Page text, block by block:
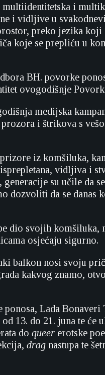
i
i vidljive u
preko jezika koji
koje se prepliću u
BH. povorke
ovogodišnje
medijska
i štrikova s
iz komšiluka,
vidljiva i
su učile da
dozvoliti da se danas
dio svojih komšiluka,
osjećaju sigurno.
balkon nosi svoju
kakvog znamo,
ponosa, Lada
13. do 21. juna te će
do queer erotske
drag nastupa te